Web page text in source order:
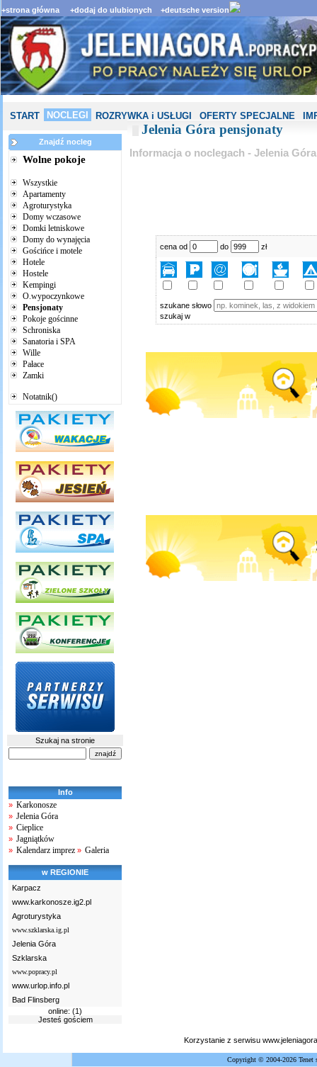
+strona główna +dodaj do ulubionych +deutsche version
START NOCLEGI ROZRYWKA i USŁUGI OFERTY SPECJALNE
Znajdź nocleg
Wolne pokoje
Wszystkie
Apartamenty
Agroturystyka
Domy wczasowe
Domki letniskowe
Domy do wynajęcia
Gościńce i motele
Hotele
Hostele
Kempingi
O.wypoczynkowe
Pensjonaty
Pokoje gościnne
Schroniska
Sanatoria i SPA
Wille
Pałace
Zamki
Notatnik()
Szukaj na stronie
Info
» Karkonosze
» Jelenia Góra
» Cieplice
» Jagniątków
» Kalendarz imprez » Galeria
w REGIONIE
Karpacz
www.karkonosze.ig2.pl
Agroturystyka
www.szklarska.ig.pl
Jelenia Góra
Szklarska
www.popracy.pl
www.urlop.info.pl
Bad Flinsberg
online: (1)
Jesteś gościem
Jelenia Góra pensjonaty
Informacja o noclegach - Jelenia Góra
cena od do zł
szukane słowo
szukaj w
Korzystanie z serwisu
Copyright © 2004-2026